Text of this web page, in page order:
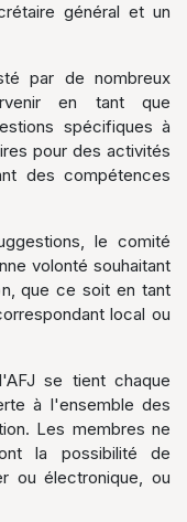
général et un
par de nombreux
en tant que
spécifiques à
pour des activités
des compétences
le comité
volonté souhaitant
que ce soit en tant
local ou
se tient chaque
à l'ensemble des
Les membres ne
la possibilité de
ou électronique, ou